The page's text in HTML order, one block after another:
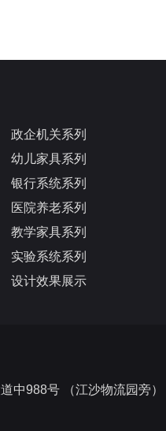
政企机关系列
幼儿家具系列
银行系统系列
医院养老系列
教学家具系列
实验系统系列
设计效果展示
中988号 （江沙物流园旁）